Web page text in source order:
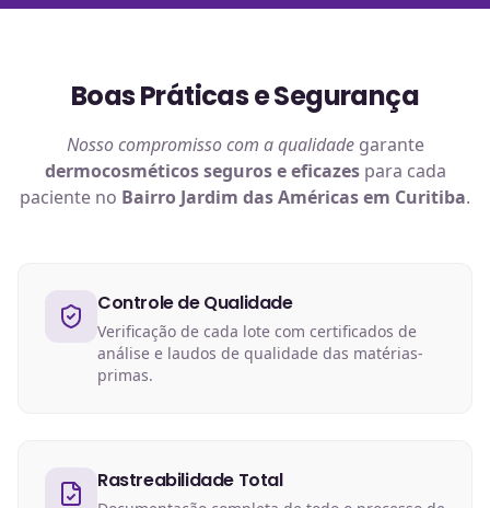
Boas Práticas e Segurança
Nosso compromisso com a qualidadegarante
dermocosméticosseguros e eficazespara cada
paciente no Bairro Jardim das Américas em Curitiba.
Controle de Qualidade
Verificação de cada lote com certificados de
análise e laudos de qualidade das matérias-
primas.
Rastreabilidade Total